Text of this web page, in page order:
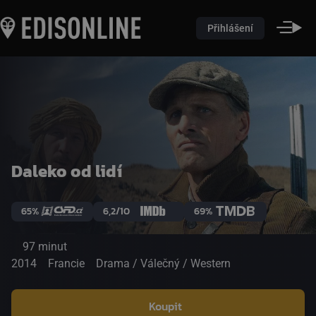
Přihlášení
Daleko od lidí
65% 6,2/10 69%
97 minut
2014
Francie Drama / Válečný / Western
Koupit